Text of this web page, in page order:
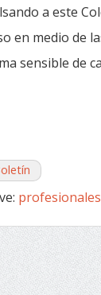
a este
en medio de
sensible de